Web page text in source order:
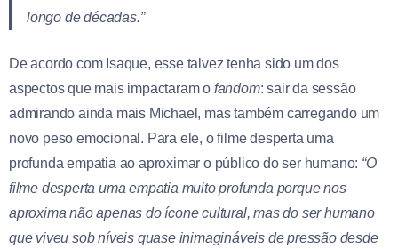
longo de décadas.”
De acordo com Isaque, esse talvez tenha sido um dos
aspectos que mais impactaram o fandom: sair da sessão
admirando ainda mais Michael, mas também carregando um
novo peso emocional. Para ele, o filme desperta uma
profunda empatia ao aproximar o público do ser humano: “O
filme desperta uma empatia muito profunda porque nos
aproxima não apenas do ícone cultural, mas do ser humano
que viveu sob níveis quase inimagináveis de pressão desde